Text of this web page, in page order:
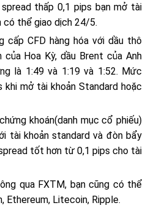
thấp 0,1 pips bạn mở tài
có thể giao dịch 24/5.
cấp CFD hàng hóa với dầu thô
Hoa Kỳ, dầu Brent của Anh
là 1:49 và 1:19 và 1:52. Mức
mở tài khoản Standard hoặc
khoán(danh mục cổ phiếu)
tài khoản standard và đòn bẩy
tốt hơn từ 0,1 pips cho tài
qua FXTM, bạn cũng có thể
Ethereum, Litecoin, Ripple.